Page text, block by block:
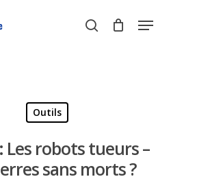
search
Menu
Outils
Les robots tueurs –
sans morts ?